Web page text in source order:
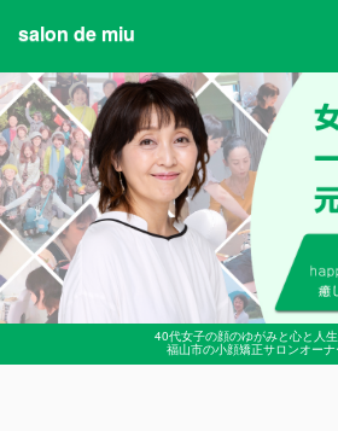
40代女子の顔のゆがみと心と人
福山市の小顔矯正サロンオーナ
salon de miu